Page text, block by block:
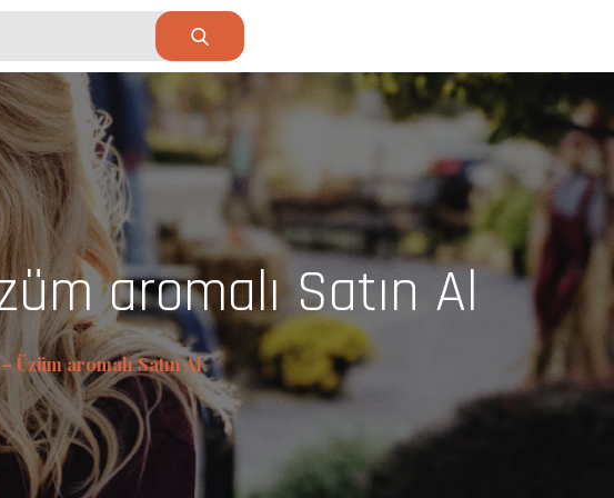
aromalı Satın Al
aromalı Satın Al